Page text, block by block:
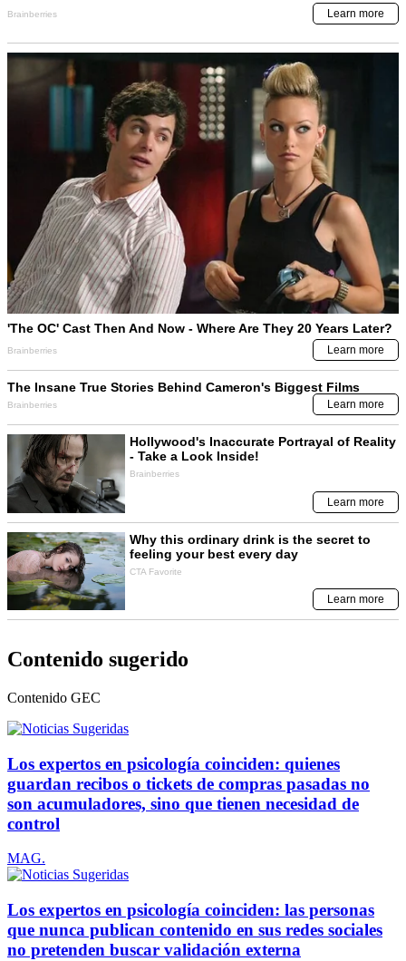
Contenido sugerido
Contenido GEC
Los expertos en psicología coinciden: quienes
guardan recibos o tickets de compras pasadas no
son acumuladores, sino que tienen necesidad de
control
MAG.
Los expertos en psicología coinciden: las personas
que nunca publican contenido en sus redes sociales
no pretenden buscar validación externa